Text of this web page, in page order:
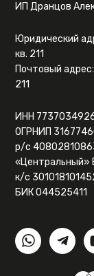
ИП Дранцов
Юридический
кв. 211
Почтовый адрес:
211
ИНН
ОГРНИП
р/с
«Центральный»
к/с
БИК 044525411